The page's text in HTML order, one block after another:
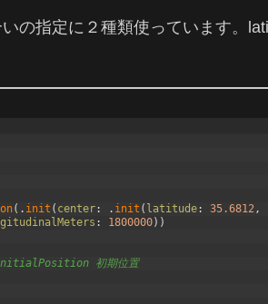
の指定に２種類使っています。
( . init ( center : . init ( latitude : 35.6812,
: 1800000) )
初期位置